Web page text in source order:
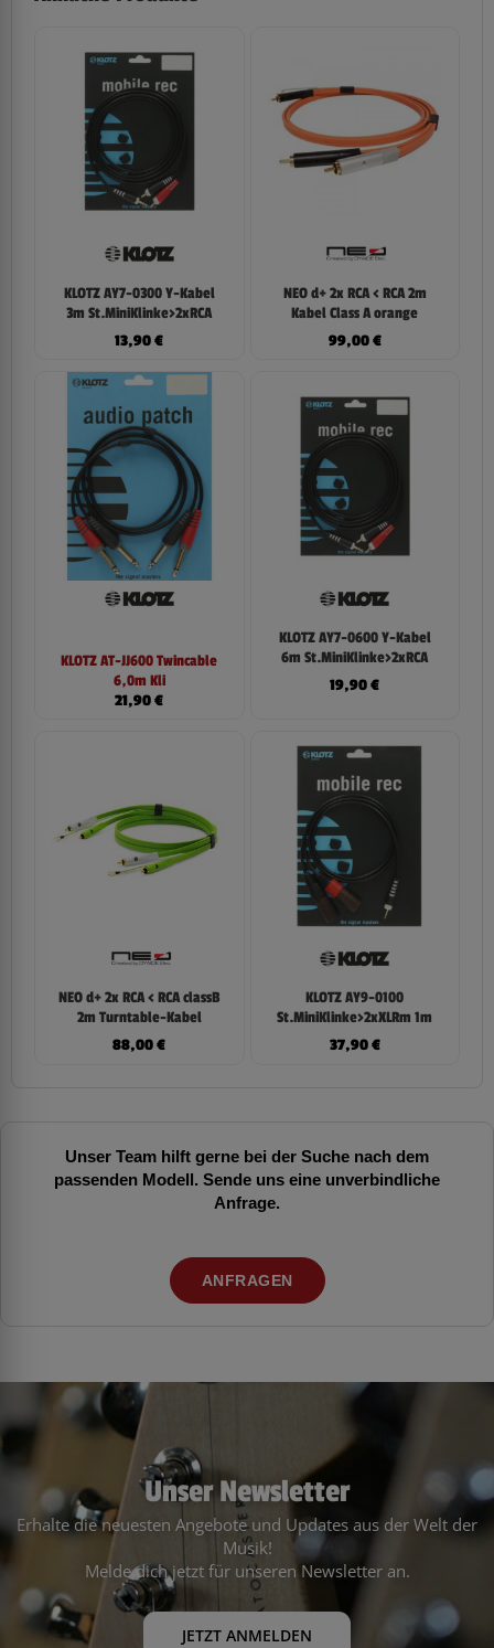
KLOTZ AY7-0300 Y-Kabel
3m St.MiniKlinke>2xRCA
13,90€
NEO d+ 2x RCA < RCA 2m
Kabel Class A orange
99,00€
KLOTZ AT-JJ600 Twincable
6,0m Kli
21,90€
KLOTZ AY7-0600 Y-Kabel
6m St.MiniKlinke>2xRCA
19,90€
NEO d+ 2x RCA < RCA classB
2m Turntable-Kabel
88,00€
KLOTZ AY9-0100
St.MiniKlinke>2xXLRm 1m
37,90€
Unser Team hilft gerne bei der Suche nach dem
passenden Modell. Sende uns eine unverbindliche
Anfrage.
ANFRAGEN
Unser Newsletter
Erhalte die neuesten Angebote und Updates aus der Welt der
Musik!
Melde dich jetzt für unseren Newsletter an.
JETZT ANMELDEN